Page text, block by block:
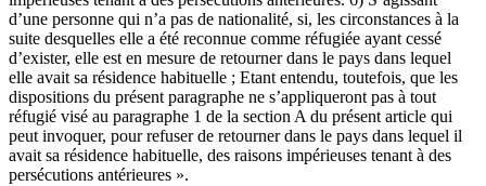
d’une personne qui n’a pas de nationalité, si, les circonstances à la
suite desquelles elle a été reconnue comme réfugiée ayant cessé
d’exister, elle est en mesure de retourner dans le pays dans lequel
elle avait sa résidence habituelle ; Etant entendu, toutefois, que les
dispositions du présent paragraphe ne s’appliqueront pas à tout
réfugié visé au paragraphe 1 de la section A du présent article qui
peut invoquer, pour refuser de retourner dans le pays dans lequel il
avait sa résidence habituelle, des raisons impérieuses tenant à des
persécutions antérieures ».